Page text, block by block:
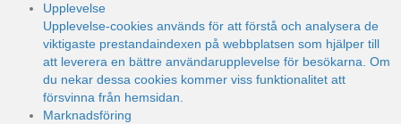
Upplevelse
Upplevelse-cookies används för att förstå och analysera de
viktigaste prestandaindexen på webbplatsen som hjälper till
att leverera en bättre användarupplevelse för besökarna. Om
du nekar dessa cookies kommer viss funktionalitet att
försvinna från hemsidan.
Marknadsföring